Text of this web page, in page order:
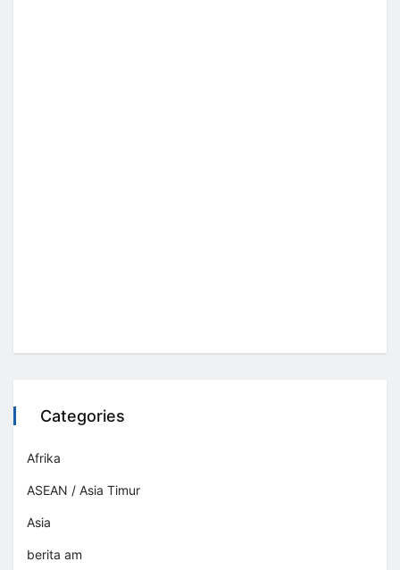
Categories
Afrika
ASEAN / Asia Timur
Asia
berita am